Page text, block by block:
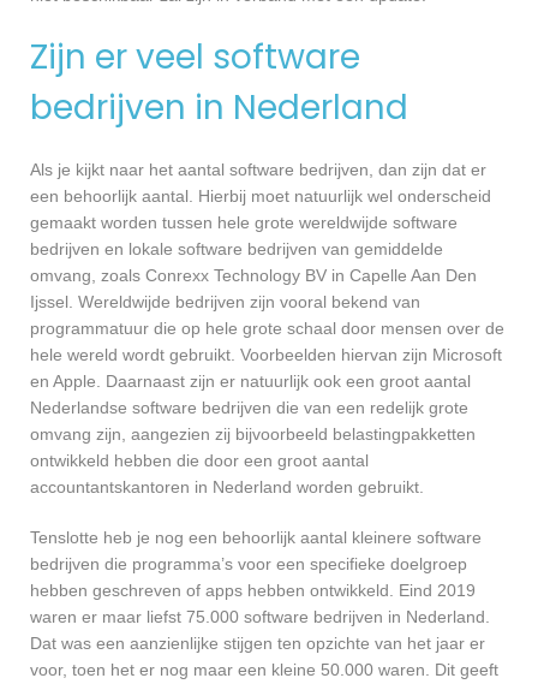
Zijn er veel software
bedrijven in Nederland
Als je kijkt naar het aantal software bedrijven, dan zijn dat er
een behoorlijk aantal. Hierbij moet natuurlijk wel onderscheid
gemaakt worden tussen hele grote wereldwijde software
bedrijven en lokale software bedrijven van gemiddelde
omvang, zoals Conrexx Technology BV in Capelle Aan Den
Ijssel. Wereldwijde bedrijven zijn vooral bekend van
programmatuur die op hele grote schaal door mensen over de
hele wereld wordt gebruikt. Voorbeelden hiervan zijn Microsoft
en Apple. Daarnaast zijn er natuurlijk ook een groot aantal
Nederlandse software bedrijven die van een redelijk grote
omvang zijn, aangezien zij bijvoorbeeld belastingpakketten
ontwikkeld hebben die door een groot aantal
accountantskantoren in Nederland worden gebruikt.
Tenslotte heb je nog een behoorlijk aantal kleinere software
bedrijven die programma’s voor een specifieke doelgroep
hebben geschreven of apps hebben ontwikkeld. Eind 2019
waren er maar liefst 75.000 software bedrijven in Nederland.
Dat was een aanzienlijke stijgen ten opzichte van het jaar er
voor, toen het er nog maar een kleine 50.000 waren. Dit geeft